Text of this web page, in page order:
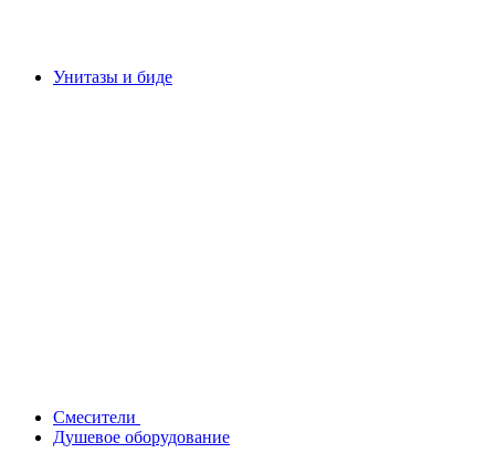
Унитазы и биде
Смесители
Душевое оборудование